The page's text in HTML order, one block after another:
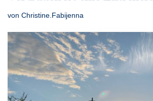
von Christine.Fabijenna